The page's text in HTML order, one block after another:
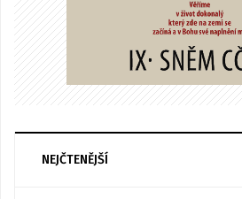
NEJČTENĚJŠÍ